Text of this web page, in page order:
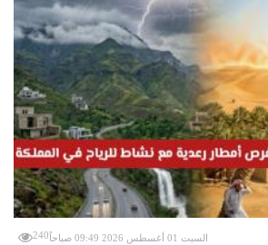
السبت 01 أغسطس 2026 09:49 صباحاً 240